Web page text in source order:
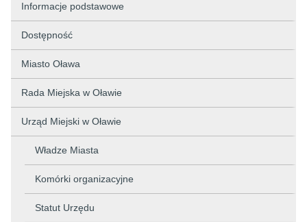
Informacje podstawowe
Dostępność
Miasto Oława
Rada Miejska w Oławie
Urząd Miejski w Oławie
Władze Miasta
Komórki organizacyjne
Statut Urzędu